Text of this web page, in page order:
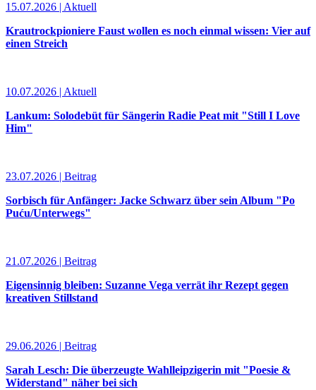
15.07.2026 | Aktuell
Krautrockpioniere Faust wollen es noch einmal wissen: Vier auf
einen Streich
10.07.2026 | Aktuell
Lankum: Solodebüt für Sängerin Radie Peat mit "Still I Love
Him"
23.07.2026 | Beitrag
Sorbisch für Anfänger: Jacke Schwarz über sein Album "Po
Puću/Unterwegs"
21.07.2026 | Beitrag
Eigensinnig bleiben: Suzanne Vega verrät ihr Rezept gegen
kreativen Stillstand
29.06.2026 | Beitrag
Sarah Lesch: Die überzeugte Wahlleipzigerin mit "Poesie &
Widerstand" näher bei sich